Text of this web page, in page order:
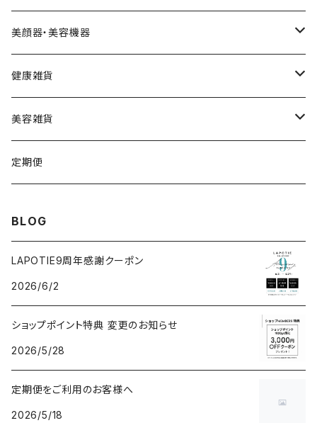
スムース
HARIデイリークリーム
VSPICサンセラム
VSPIC C グロウミスト
VSRICビタミンC美容液
v3セットアップブラシ
V3ネムリップ
Cクリーム
Cクレイパック
基本4種セット
ウェーブ型
ロング
スティック
カッティー
バーニー
ビタマイン
美顔器・美容機器
ビューティフェイススティック・リン
レーザー&EMSリフトブラシPRO2.0
ビューティフェイススティック2.0
ヘッドスパ
健康雑貨
ストーンホットパット
美容雑貨
モコモコがま口
定期便
BLOG
LAPOTIE9周年感謝クーポン
2026/6/2
ショップポイント特典 変更のお知らせ
2026/5/28
定期便をご利用のお客様へ
2026/5/18